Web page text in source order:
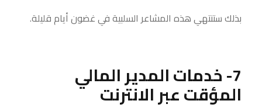
بذلك ستنتهي هذه المشاعر السلبية في غضون أيام قليلة.
7- خدمات المدير المالي
المؤقت عبر الانترنت